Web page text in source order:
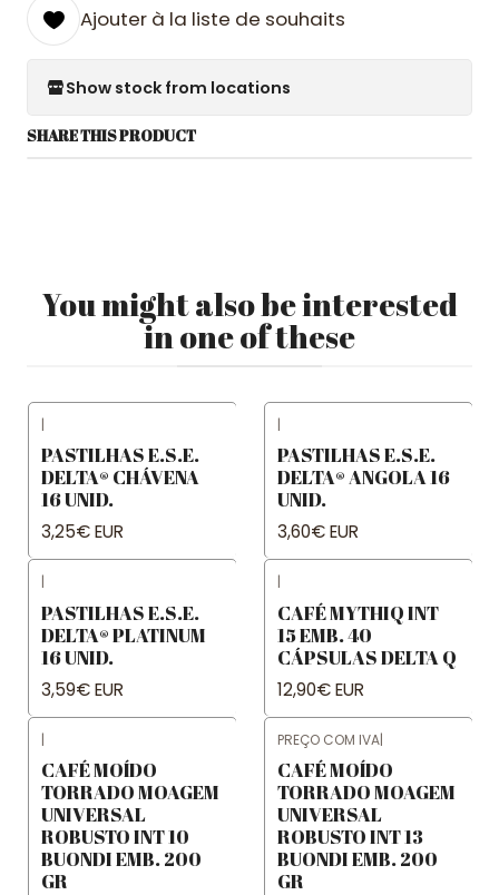
Ajouter à la liste de souhaits
Show stock from locations
SHARE THIS PRODUCT
You might also be interested
in one of these
|
PASTILHAS E.S.E.
DELTA® CHÁVENA
16 UNID.
3,25€ EUR
|
PASTILHAS E.S.E.
DELTA® ANGOLA 16
UNID.
3,60€ EUR
|
PASTILHAS E.S.E.
DELTA® PLATINUM
16 UNID.
3,59€ EUR
|
CAFÉ MYTHIQ INT
15 EMB. 40
CÁPSULAS DELTA Q
12,90€ EUR
|
CAFÉ MOÍDO
TORRADO MOAGEM
UNIVERSAL
ROBUSTO INT 10
BUONDI EMB. 200
GR
PREÇO COM IVA|
CAFÉ MOÍDO
TORRADO MOAGEM
UNIVERSAL
ROBUSTO INT 13
BUONDI EMB. 200
GR